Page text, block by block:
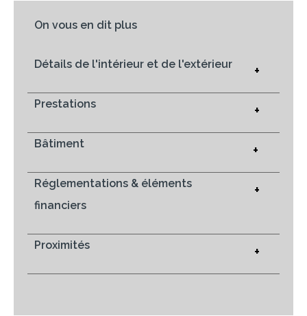
On vous en dit plus
Détails de l'intérieur et de l'extérieur +
Prestations +
Bâtiment +
Réglementations & éléments
financiers
+
Proximités +